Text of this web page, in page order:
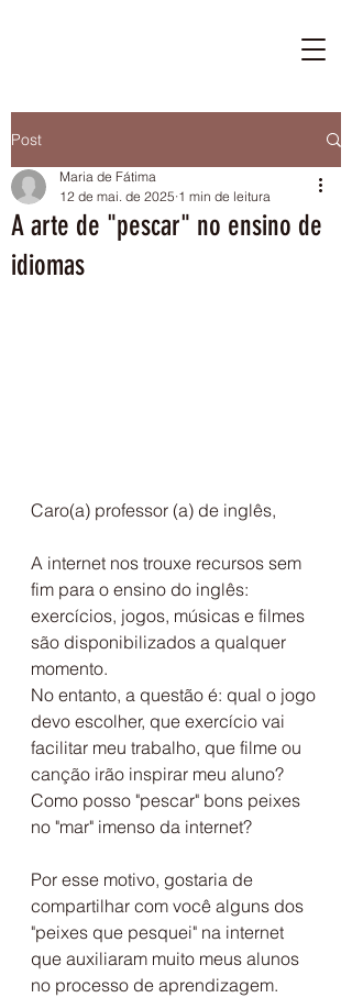
Post
A arte de "pescar" no ensino de
idiomas
Maria de Fátima
12 de mai. de 2025 1 min de leitura
Caro(a) professor (a) de inglês,
A internet nos trouxe recursos sem
fim para o ensino do inglês:
exercícios, jogos, músicas e filmes
são disponibilizados a qualquer
momento.
No entanto, a questão é: qual o jogo
devo escolher, que exercício vai
facilitar meu trabalho, que filme ou
canção irão inspirar meu aluno?
Como posso "pescar" bons peixes
no "mar" imenso da internet?
Por esse motivo, gostaria de
compartilhar com você alguns dos
"peixes que pesquei" na internet
que auxiliaram muito meus alunos
no processo de aprendizagem.